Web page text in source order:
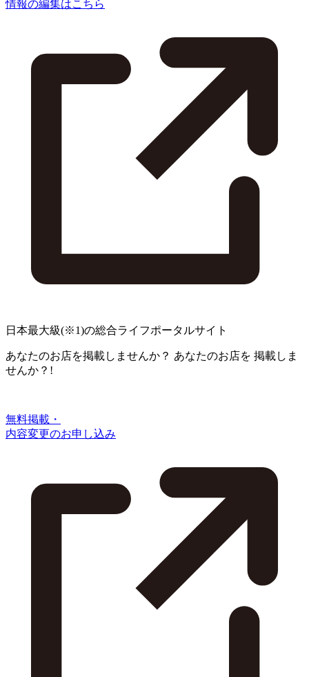
情報の編集はこちら
日本最大級(※1)の総合ライフポータルサイト
あなたのお店を掲載しませんか？ あなたのお店を 掲載しま
せんか？!
無料掲載・
内容変更のお申し込み